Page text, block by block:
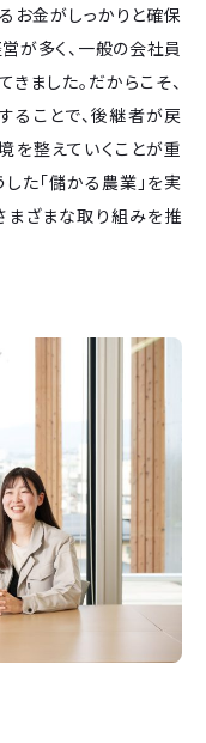
お金がしっかりと確保
が多く、一般の会社員
ました。だからこそ、
ことで、後継者が戻
を整えていくことが重
た「儲かる農業」を実
まざまな取り組みを推